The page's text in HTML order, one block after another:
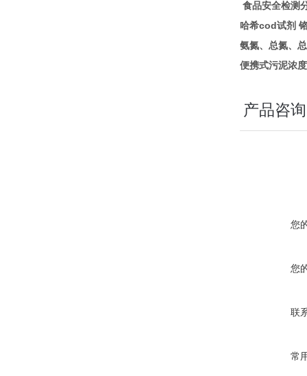
食品安全检测
哈希cod试剂
氨氮、总氮、
便携式污泥浓
产品咨询
您
您
联
常